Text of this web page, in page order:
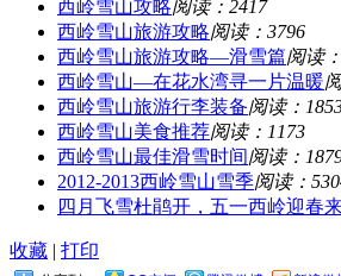
西岭雪山攻略阅读：2417
西岭雪山旅游攻略阅读：3796
西岭雪山旅游攻略—滑雪篇阅读
西岭雪山—在花水湾寻一片温暖
西岭雪山旅游行李装备阅读：
西岭雪山美食推荐阅读：1173
西岭雪山最佳滑雪时间阅读：
2012-2013西岭雪山雪季阅读：
四月飞雪杜鹃开，五一西岭迎春
收藏 | 打印